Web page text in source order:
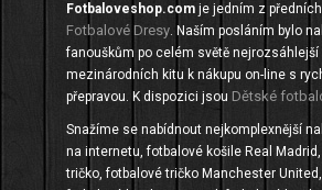
Fotbaloveshop.com je jedním z
Fotbalové Dresy. Naším posláním bylo
fanouškům po celém světě nejrozsáhlejší
mezinárodních kitu k nákupu on-line s
přepravou. K dispozici jsou Dětské
Snažíme se nabídnout nejkomplexnější
na internetu, fotbalové košile Real
tričko, fotbalové tričko Manchester